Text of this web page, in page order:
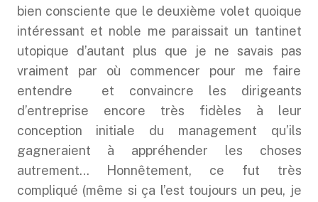
bien consciente que le deuxième volet quoique
intéressant et noble me paraissait un tantinet
utopique d’autant plus que je ne savais pas
vraiment par où commencer pour me faire
entendre et convaincre les dirigeants
d’entreprise encore très fidèles à leur
conception initiale du management qu’ils
gagneraient à appréhender les choses
autrement… Honnêtement, ce fut très
compliqué (même si ça l’est toujours un peu, je